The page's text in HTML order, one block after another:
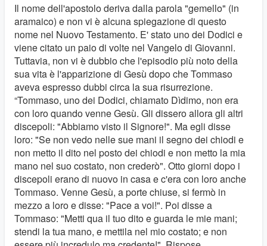
Il nome dell'apostolo deriva dalla parola "gemello" (in
aramaico) e non vi è alcuna spiegazione di questo
nome nel Nuovo Testamento. E' stato uno dei Dodici e
viene citato un paio di volte nel Vangelo di Giovanni.
Tuttavia, non vi è dubbio che l'episodio più noto della
sua vita è l'apparizione di Gesù dopo che Tommaso
aveva espresso dubbi circa la sua risurrezione.
“Tommaso, uno dei Dodici, chiamato Dìdimo, non era
con loro quando venne Gesù. Gli dissero allora gli altri
discepoli: "Abbiamo visto il Signore!". Ma egli disse
loro: "Se non vedo nelle sue mani il segno dei chiodi e
non metto il dito nel posto dei chiodi e non metto la mia
mano nel suo costato, non crederò". Otto giorni dopo i
discepoli erano di nuovo in casa e c'era con loro anche
Tommaso. Venne Gesù, a porte chiuse, si fermò in
mezzo a loro e disse: "Pace a voi!". Poi disse a
Tommaso: "Metti qua il tuo dito e guarda le mie mani;
stendi la tua mano, e mettila nel mio costato; e non